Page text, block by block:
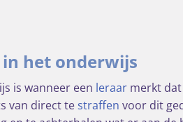
het onderwijs
is wanneer een leraar merkt
van direct testraffen voor dit